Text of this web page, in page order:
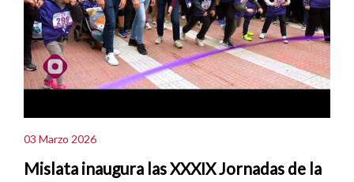
03 Marzo 2026
Mislata inaugura las XXXIX Jornadas de la